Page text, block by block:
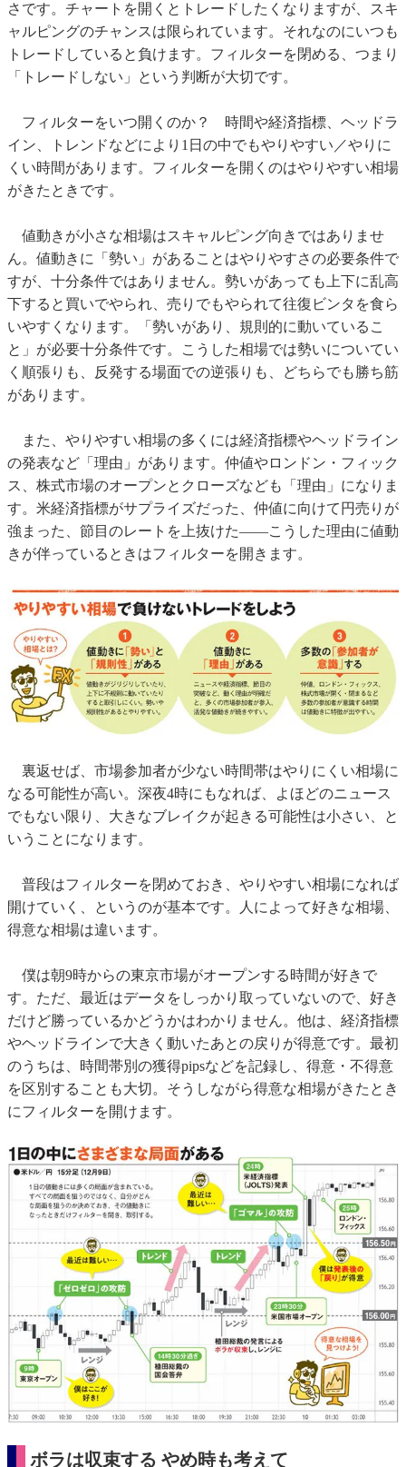
さです。チャートを開くとトレードしたくなりますが、スキ
ャルピングのチャンスは限られています。それなのにいつも
トレードしていると負けます。フィルターを閉める、つまり
「トレードしない」という判断が大切です。
フィルターをいつ開くのか？ 時間や経済指標、ヘッドラ
イン、トレンドなどにより1日の中でもやりやすい／やりに
くい時間があります。フィルターを開くのはやりやすい相場
がきたときです。
値動きが小さな相場はスキャルピング向きではありませ
ん。値動きに「勢い」があることはやりやすさの必要条件で
すが、十分条件ではありません。勢いがあっても上下に乱高
下すると買いでやられ、売りでもやられて往復ビンタを食ら
いやすくなります。「勢いがあり、規則的に動いているこ
と」が必要十分条件です。こうした相場では勢いについてい
く順張りも、反発する場面での逆張りも、どちらでも勝ち筋
があります。
また、やりやすい相場の多くには経済指標やヘッドライン
の発表など「理由」があります。仲値やロンドン・フィック
ス、株式市場のオープンとクローズなども「理由」になりま
す。米経済指標がサプライズだった、仲値に向けて円売りが
強まった、節目のレートを上抜けた――こうした理由に値動
きが伴っているときはフィルターを開きます。
裏返せば、市場参加者が少ない時間帯はやりにくい相場に
なる可能性が高い。深夜4時にもなれば、よほどのニュース
でもない限り、大きなブレイクが起きる可能性は小さい、と
いうことになります。
普段はフィルターを閉めておき、やりやすい相場になれば
開けていく、というのが基本です。人によって好きな相場、
得意な相場は違います。
僕は朝9時からの東京市場がオープンする時間が好きで
す。ただ、最近はデータをしっかり取っていないので、好き
だけど勝っているかどうかはわかりません。他は、経済指標
やヘッドラインで大きく動いたあとの戻りが得意です。最初
のうちは、時間帯別の獲得pipsなどを記録し、得意・不得意
を区別することも大切。そうしながら得意な相場がきたとき
にフィルターを開けます。
ボラは収束する やめ時も考えて